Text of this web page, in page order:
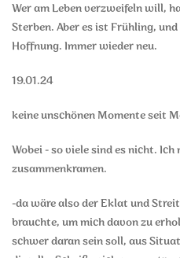
Wer am Leben verzweifeln will,
Sterben. Aber es ist Frühling,
Hoffnung. Immer wieder neu.
19.01.24
keine unschönen Momente seit
Wobei - so viele sind es nicht.
zusammenkramen.
-da wäre also der Eklat und
brauchte, um mich davon zu
schwer daran sein soll, aus